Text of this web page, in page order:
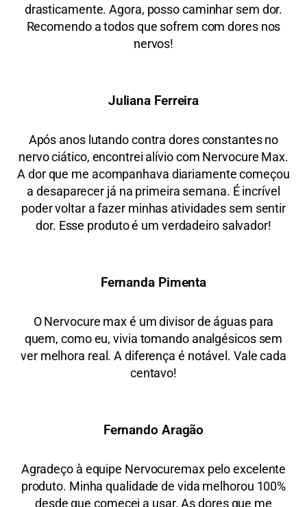
drasticamente. Agora, posso caminhar sem dor.
Recomendo a todos que sofrem com dores nos
nervos!
Juliana Ferreira
Após anos lutando contra dores constantes no
nervo ciático, encontrei alívio com Nervocure Max.
A dor que me acompanhava diariamente começou
a desaparecer já na primeira semana. É incrível
poder voltar a fazer minhas atividades sem sentir
dor. Esse produto é um verdadeiro salvador!
Fernanda Pimenta
O Nervocure max é um divisor de águas para
quem, como eu, vivia tomando analgésicos sem
ver melhora real. A diferença é notável. Vale cada
centavo!
Fernando Aragão
Agradeço à equipe Nervocuremax pelo excelente
produto. Minha qualidade de vida melhorou 100%
desde que comecei a usar. As dores que me